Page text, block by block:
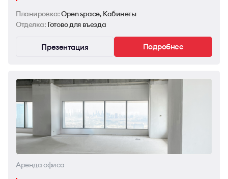
Планировка:Open space, Кабинеты
Отделка: Готово для въезда
Презентация Подробнее
Аренда офиса